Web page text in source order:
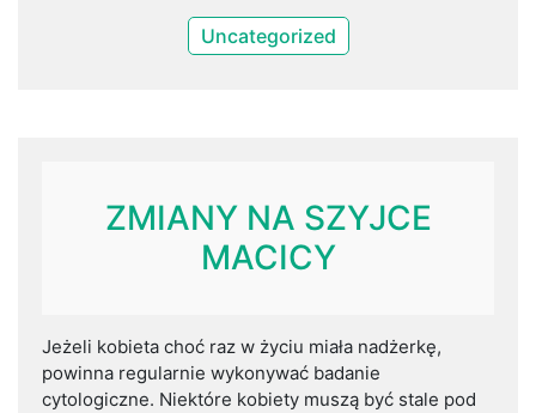
Uncategorized
ZMIANY NA SZYJCE
MACICY
Jeżeli kobieta choć raz w życiu miała nadżerkę,
powinna regularnie wykonywać badanie
cytologiczne. Niektóre kobiety muszą być stale pod